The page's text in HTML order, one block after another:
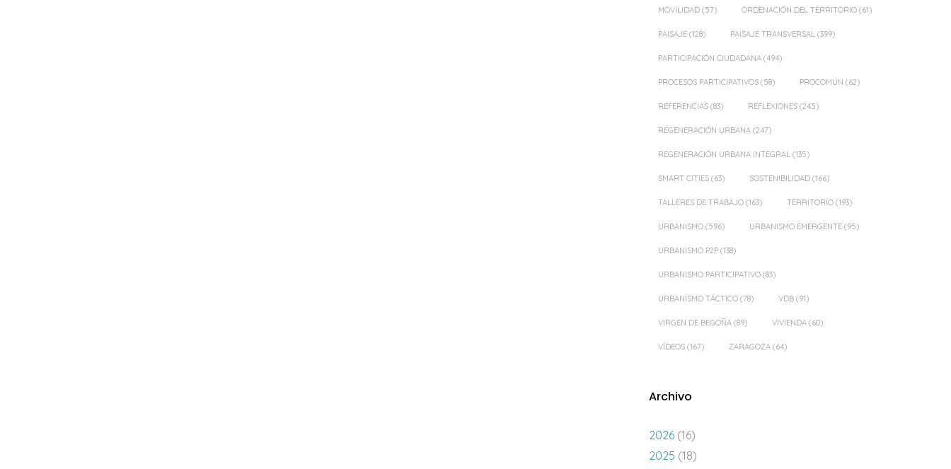
MOVILIDAD (57) ORDENACIÓN DEL TERRITORIO (61)
PAISAJE (128) PAISAJE TRANSVERSAL (399)
PARTICIPACIÓN CIUDADANA (494)
PROCESOS PARTICIPATIVOS (58) PROCOMÚN (62)
REFERENCIAS (83) REFLEXIONES (245)
REGENERACIÓN URBANA (247)
REGENERACIÓN URBANA INTEGRAL (135)
SMART CITIES (63) SOSTENIBILIDAD (166)
TALLERES DE TRABAJO (163) TERRITORIO (193)
URBANISMO (596) URBANISMO EMERGENTE (95)
URBANISMO P2P (138)
URBANISMO PARTICIPATIVO (83)
URBANISMO TÁCTICO (78) VDB (91)
VIRGEN DE BEGOÑA (89) VIVIENDA (60)
VÍDEOS (167) ZARAGOZA (64)
Archivo
2026 (16)
2025 (18)